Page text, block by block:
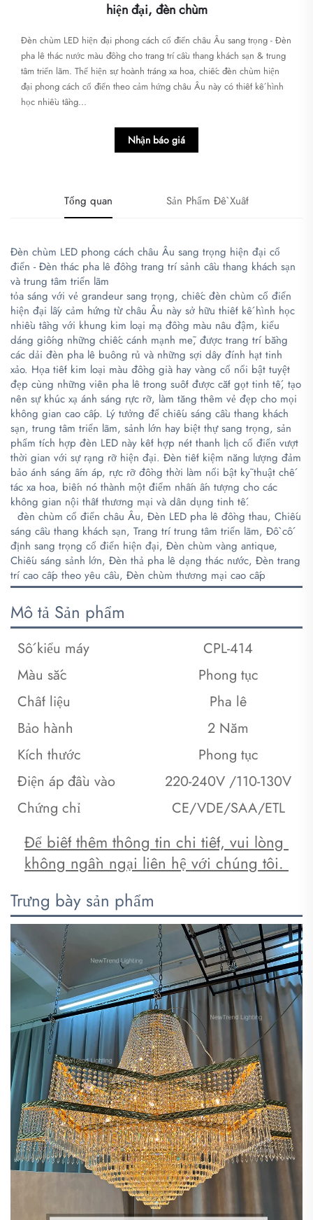
hiện đại, đèn chùm
Đèn chùm LED hiện đại phong cách cổ điển châu Âu sang trọng - Đèn
pha lê thác nước màu đồng cho trang trí cầu thang khách sạn & trung
tâm triển lãm. Thể hiện sự hoành tráng xa hoa, chiếc đèn chùm hiện
đại phong cách cổ điển theo cảm hứng châu Âu này có thiết kế hình
học nhiều tầng...
Nhận báo giá
Tổng quan Sản Phẩm Đề Xuất
Đèn chùm LED phong cách châu Âu sang trọng hiện đại cổ
điển - Đèn thác pha lê đồng trang trí sảnh cầu thang khách sạn
và trung tâm triển lãm
tỏa sáng với vẻ grandeur sang trọng, chiếc đèn chùm cổ điển
hiện đại lấy cảm hứng từ châu Âu này sở hữu thiết kế hình học
nhiều tầng với khung kim loại mạ đồng màu nâu đậm, kiểu
dáng giống những chiếc cánh mạnh mẽ, được trang trí bằng
các dải đèn pha lê buông rủ và những sợi dây đính hạt tinh
xảo. Họa tiết kim loại màu đồng già hay vàng cổ nổi bật tuyệt
đẹp cùng những viên pha lê trong suốt được cắt gọt tinh tế, tạo
nên sự khúc xạ ánh sáng rực rỡ, làm tăng thêm vẻ đẹp cho mọi
không gian cao cấp. Lý tưởng để chiếu sáng cầu thang khách
sạn, trung tâm triển lãm, sảnh lớn hay biệt thự sang trọng, sản
phẩm tích hợp đèn LED này kết hợp nét thanh lịch cổ điển vượt
thời gian với sự rạng rỡ hiện đại. Đèn tiết kiệm năng lượng đảm
bảo ánh sáng ấm áp, rực rỡ đồng thời làm nổi bật kỹ thuật chế
tác xa hoa, biến nó thành một điểm nhấn ấn tượng cho các
không gian nội thất thương mại và dân dụng tinh tế.
đèn chùm cổ điển châu Âu, Đèn LED pha lê đồng thau, Chiếu
sáng cầu thang khách sạn, Trang trí trung tâm triển lãm, Đồ cố
định sang trọng cổ điển hiện đại, Đèn chùm vàng antique,
Chiếu sáng sảnh lớn, Đèn thả pha lê dạng thác nước, Đèn trang
trí cao cấp theo yêu cầu, Đèn chùm thương mại cao cấp
Mô tả Sản phẩm
Số kiểu máy
CPL-414
Màu sắc
Phong tục
Chất liệu
Pha lê
Bảo hành
2 Năm
Kích thước
Phong tục
Điện áp đầu vào
220-240V /110-130V
Chứng chỉ
CE/VDE/SAA/ETL
Để biết thêm thông tin chi tiết, vui lòng
không ngần ngại liên hệ với chúng tôi.
Trưng bày sản phẩm